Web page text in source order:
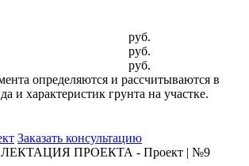
руб.
руб.
руб.
определяются и рассчитываются в
и характеристик грунта на участке.
Заказать консультацию
ПРОЕКТА - Проект | №9